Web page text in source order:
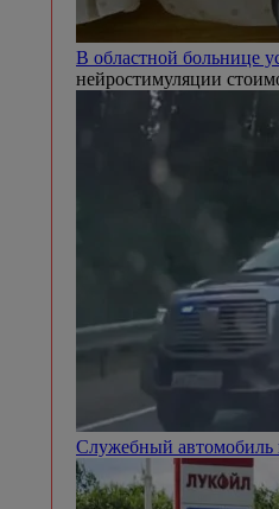
В областной больнице
нейростимуляции
Служебный автомобиль